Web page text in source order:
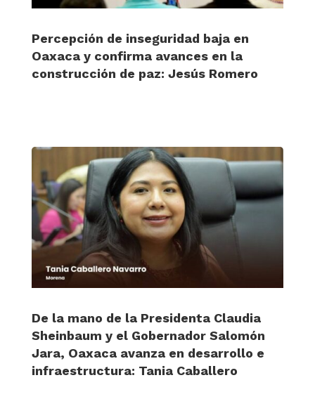
Percepción de inseguridad baja en
Oaxaca y confirma avances en la
construcción de paz: Jesús Romero
De la mano de la Presidenta Claudia
Sheinbaum y el Gobernador Salomón
Jara, Oaxaca avanza en desarrollo e
infraestructura: Tania Caballero